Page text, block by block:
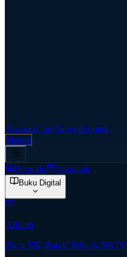
AspirasiCari GerejaKontak
Masuk
Beranda Almanak
Buku Digital
Alkitab
Baca TB, Batak Toba & NKJV